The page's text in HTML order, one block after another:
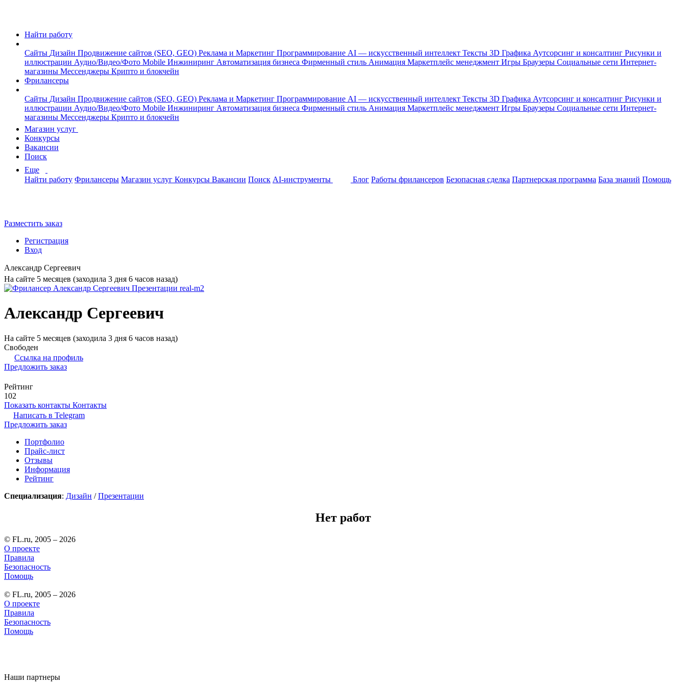
Найти работу
Сайты Дизайн Продвижение сайтов (SEO, GEO) Реклама и Маркетинг Программирование AI — искусственный интеллект Тексты 3D Графика Аутсорсинг и консалтинг Рисунки и
иллюстрации Аудио/Видео/Фото Mobile Инжиниринг Автоматизация бизнеса Фирменный стиль Анимация Маркетплейс менеджмент Игры Браузеры Социальные сети Интернет-
магазины Мессенджеры Крипто и блокчейн
Фрилансеры
Сайты Дизайн Продвижение сайтов (SEO, GEO) Реклама и Маркетинг Программирование AI — искусственный интеллект Тексты 3D Графика Аутсорсинг и консалтинг Рисунки и
иллюстрации Аудио/Видео/Фото Mobile Инжиниринг Автоматизация бизнеса Фирменный стиль Анимация Маркетплейс менеджмент Игры Браузеры Социальные сети Интернет-
магазины Мессенджеры Крипто и блокчейн
Магазин услуг
Конкурсы
Вакансии
Поиск
Еще
Найти работу Фрилансеры Магазин услуг Конкурсы Вакансии Поиск AI-инструменты Блог Работы фрилансеров Безопасная сделка Партнерская программа База знаний Помощь
Разместить заказ
Регистрация
Вход
Александр Сергеевич
На сайте 5 месяцев (заходила 3 дня 6 часов назад)
Александр Сергеевич
На сайте 5 месяцев (заходила 3 дня 6 часов назад)
Свободен
Ссылка на профиль
Предложить заказ
Рейтинг
102
Показать контакты Контакты
Написать в Telegram
Предложить заказ
Портфолио
Прайс-лист
Отзывы
Информация
Рейтинг
Специализация: Дизайн /Презентации
Нет работ
© FL.ru, 2005 – 2026
О проекте
Правила
Безопасность
Помощь
© FL.ru, 2005 – 2026
О проекте
Правила
Безопасность
Помощь
Наши партнеры